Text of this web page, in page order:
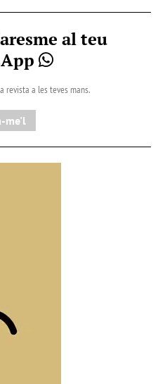
al teu
revista a les teves mans.
me'l